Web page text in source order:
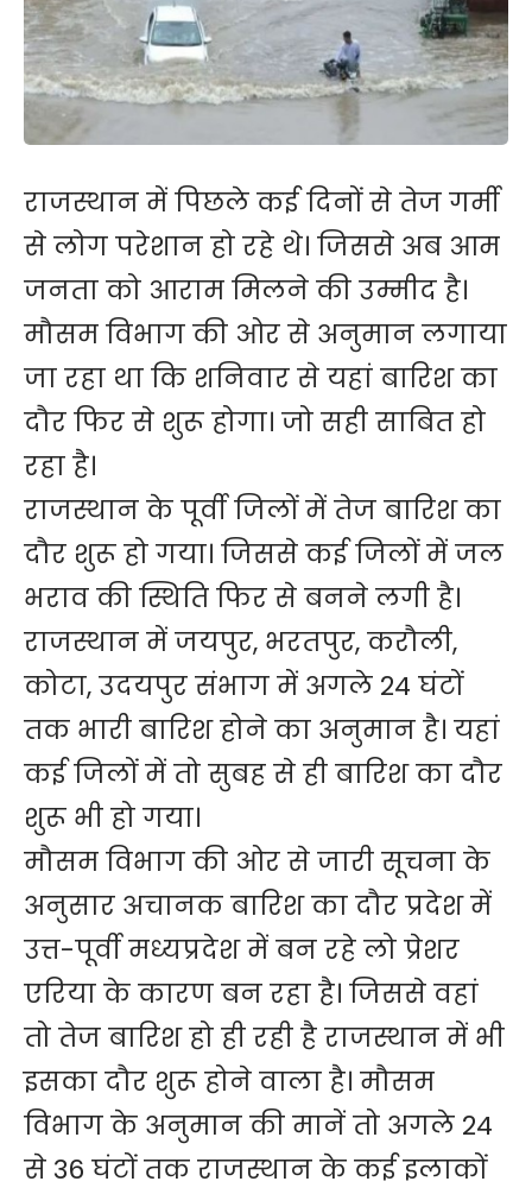
राजस्थान में पिछले कई दिनों से तेज गर्मी
से लोग परेशान हो रहे थे। जिससे अब आम
जनता को आराम मिलने की उम्मीद है।
मौसम विभाग की ओर से अनुमान लगाया
जा रहा था कि शनिवार से यहां बारिश का
दौर फिर से शुरू होगा। जो सही साबित हो
रहा है।
राजस्थान के पूर्वी जिलों में तेज बारिश का
दौर शुरू हो गया। जिससे कई जिलों में जल
भराव की स्थिति फिर से बनने लगी है।
राजस्थान में जयपुर, भरतपुर, करौली,
कोटा, उदयपुर संभाग में अगले 24 घंटों
तक भारी बारिश होने का अनुमान है। यहां
कई जिलों में तो सुबह से ही बारिश का दौर
शुरू भी हो गया।
मौसम विभाग की ओर से जारी सूचना के
अनुसार अचानक बारिश का दौर प्रदेश में
उत्त-पूर्वी मध्यप्रदेश में बन रहे लो प्रेशर
एरिया के कारण बन रहा है। जिससे वहां
तो तेज बारिश हो ही रही है राजस्थान में भी
इसका दौर शुरू होने वाला है। मौसम
विभाग के अनुमान की मानें तो अगले 24
से 36 घंटों तक राजस्थान के कई इलाकों